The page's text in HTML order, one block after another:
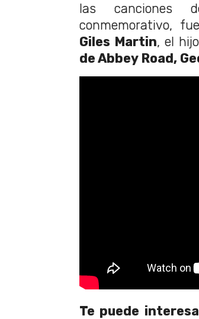
las canciones
conmemorativo,
Giles Martin, el
de Abbey Road,
Te puede